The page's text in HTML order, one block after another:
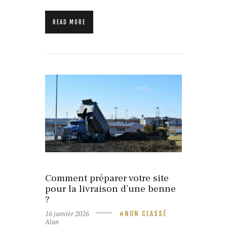
READ MORE
16 janvier 2026
NON CLASSÉ
Comment préparer votre site
pour la livraison d’une benne
?
16 janvier 2026 NON CLASSÉ
Alan